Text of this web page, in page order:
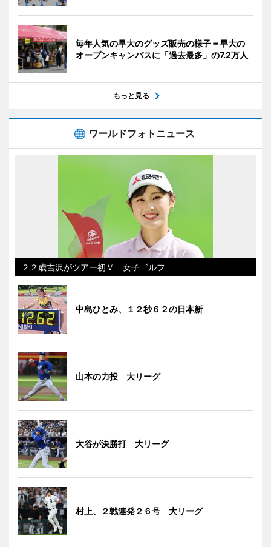
毎年人気の早大のグッズ販売の様子＝早大の
オープンキャンパスに「過去最多」の7.2万人
もっと見る
ワールドフォトニュース
２２歳吉沢がツアー初Ｖ 女子ゴルフ
中島ひとみ、１２秒６２の日本新
山本の力投 大リーグ
大谷が決勝打 大リーグ
村上、２戦連発２６号 大リーグ